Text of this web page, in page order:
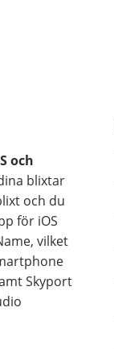
och
blixtar
och du
för iOS
vilket
Skyport